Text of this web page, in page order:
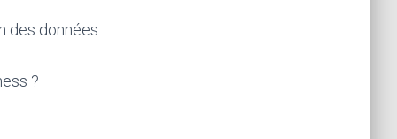
des données
?